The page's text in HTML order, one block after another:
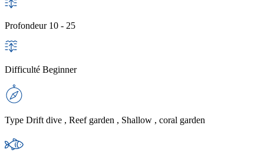
Profondeur10 - 25
Difficulté Beginner
Type Drift dive , Reef garden , Shallow , coral garden